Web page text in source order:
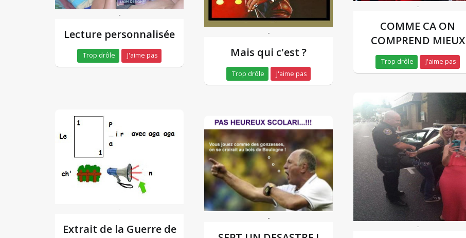
-
Lecture personnalisée
Trop drôle J'aime pas
-
Mais qui c'est ?
Trop drôle J'aime pas
-
COMME CA ON
COMPREND MIEUX
Trop drôle J'aime pas
-
Extrait de la Guerre de
-
-